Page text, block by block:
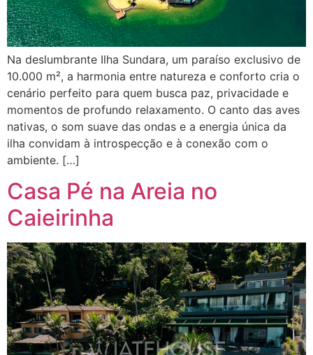
Na deslumbrante Ilha Sundara, um paraíso exclusivo de
10.000 m², a harmonia entre natureza e conforto cria o
cenário perfeito para quem busca paz, privacidade e
momentos de profundo relaxamento. O canto das aves
nativas, o som suave das ondas e a energia única da
ilha convidam à introspecção e à conexão com o
ambiente. […]
Casa Pé na Areia no
Caieirinha